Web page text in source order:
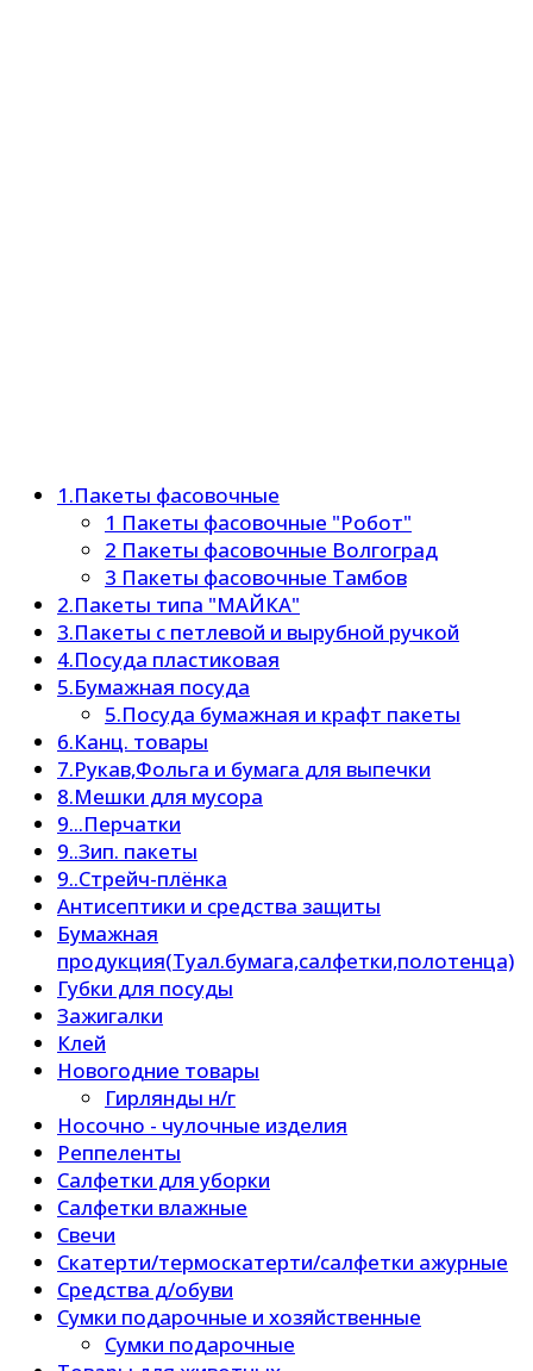
1.Пакеты фасовочные
1 Пакеты фасовочные "Робот"
2 Пакеты фасовочные Волгоград
3 Пакеты фасовочные Тамбов
2.Пакеты типа "МАЙКА"
3.Пакеты с петлевой и вырубной ручкой
4.Посуда пластиковая
5.Бумажная посуда
5.Посуда бумажная и крафт пакеты
6.Канц. товары
7.Рукав,Фольга и бумага для выпечки
8.Мешки для мусора
9...Перчатки
9..Зип. пакеты
9..Стрейч-плёнка
Антисептики и средства защиты
Бумажная
продукция(Туал.бумага,салфетки,полотенца)
Губки для посуды
Зажигалки
Клей
Новогодние товары
Гирлянды н/г
Носочно - чулочные изделия
Реппеленты
Салфетки для уборки
Салфетки влажные
Свечи
Скатерти/термоскатерти/салфетки ажурные
Средства д/обуви
Сумки подарочные и хозяйственные
Сумки подарочные